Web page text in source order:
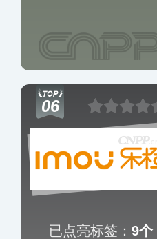
06
已点亮标签： 9个